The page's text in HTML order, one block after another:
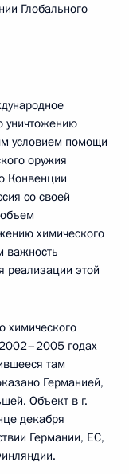
Глобального
уничтожению
условием помощи
оружия
Конвенции
со своей
химического
важность
реализации этой
химического
годах
там
Германией,
Объект в г.
декабря
Германии, ЕС,